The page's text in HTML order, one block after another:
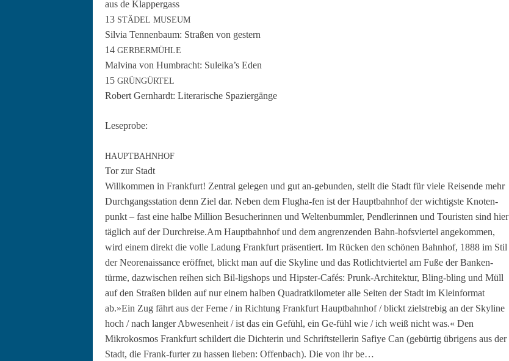
aus de Klappergass
13 STÄDEL MUSEUM
Sil­via Ten­nen­baum: Straßen von gestern
14 GERBERMÜHLE
Malv­ina von Hum­bracht: Suleika’s Eden
15 GRÜNGÜRTEL
Robert Gern­hardt: Lit­er­arische Spaziergänge
Leseprobe:
HAUPTBAHNHOF
Tor zur Stadt
Willkom­men in Frank­furt! Zen­tral gele­gen und gut an-gebun­den, stellt die Stadt für viele Reisende mehr
Durch­gangssta­tion denn Ziel dar. Neben dem Flugha-fen ist der Haupt­bahn­hof der wichtig­ste Knoten-
punkt – fast eine halbe Mil­lion Besucherin­nen und Wel­tenbumm­ler, Pend­lerin­nen und Touris­ten sind hier
täglich auf der Durchreise.Am Haupt­bahn­hof und dem angren­zen­den Bahn-hofsvier­tel angekom­men,
wird einem direkt die volle Ladung Frank­furt präsen­tiert. Im Rück­en den schö­nen Bahn­hof, 1888 im Stil
der Neo­re­nais­sance eröffnet, blickt man auf die Sky­line und das Rotlichtvier­tel am Fuße der Banken­
türme, dazwis­chen rei­hen sich Bil-ligshops und Hip­ster-Cafés: Prunk-Architek­tur, Bling-bling und Müll
auf den Straßen bilden auf nur einem hal­ben Quadratk­ilo­me­ter alle Seit­en der Stadt im Kle­in­for­mat
ab.»Ein Zug fährt aus der Ferne / in Rich­tung Frank­furt Haupt­bahn­hof / blickt ziel­stre­big an der Sky­line
hoch / nach langer Abwe­sen­heit / ist das ein Gefühl, ein Ge-fühl wie / ich weiß nicht was.« Den
Mikrokos­mos Frank­furt schildert die Dich­terin und Schrift­stel­lerin Safiye Can (gebür­tig übri­gens aus der
Stadt, die Frank-furter zu has­sen lieben: Offen­bach). Die von ihr be…